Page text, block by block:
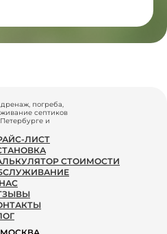
погреба,
септиков
и
ЛИСТ
СТОИМОСТИ